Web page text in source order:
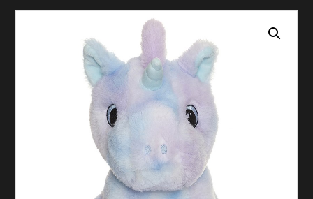
innehåll